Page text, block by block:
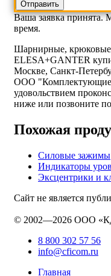
Ваша заявка принята.
время.
Шарнирные, крюковые
ELESA+GANTER
Москве, Санкт-
ООО
удовольствием
ниже или позвоните
Похожая
Силовые зажимы
Индикаторы
Эксцентрики и
Сайт не является
© 2002—2026 ООО
8 800 302 57 56
info@cficom.ru
Главная